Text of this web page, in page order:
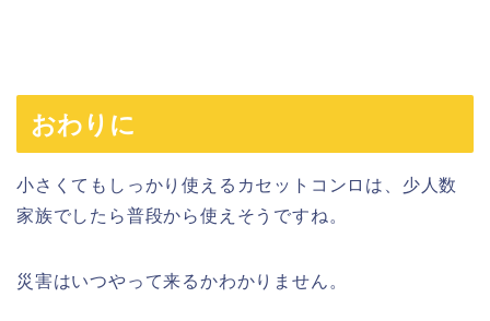
おわりに
小さくてもしっかり使えるカセットコンロは、少人数
家族でしたら普段から使えそうですね。
災害はいつやって来るかわかりません。